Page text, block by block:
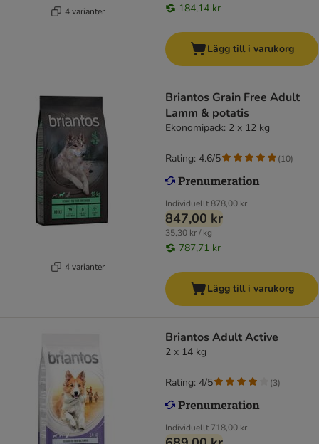
4 varianter 184,14 kr
Lägg till i varukorg
4 varianter
Briantos Grain Free Adult
Lamm & potatis
Ekonomipack: 2 x 12 kg
Individuellt878,00 kr
847,00 kr
35,30 kr / kg
787,71 kr
Rating: 4.6/5 (10)
Lägg till i varukorg
Briantos Adult Active
2 x 14 kg
Individuellt 718,00 kr
Rating: 4/5 (3)